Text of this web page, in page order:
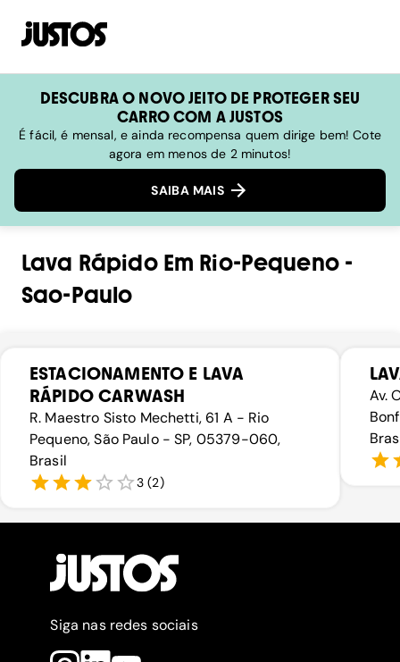
DESCUBRA O NOVO JEITO DE PROTEGER SEU
CARRO COM A JUSTOS
É fácil, é mensal, e ainda recompensa quem dirige bem! Cote
agora em menos de 2 minutos!
SAIBA MAIS
Lava RápidoEm Rio-Pequeno-
Sao-Paulo
ESTACIONAMENTO E LAVA
RÁPIDO CARWASH
R. Maestro Sisto Mechetti, 61 A - Rio
Pequeno, São Paulo - SP, 05379-060,
Brasil
3 (2)
Av.
Siga nas redes sociais